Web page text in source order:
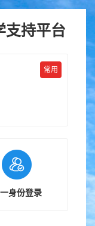
支持平台
常用
身份登录